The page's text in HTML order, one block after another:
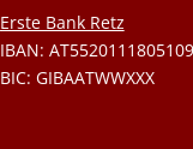
Erste Bank Retz
IBAN:
BIC: GIBAATWWXXX